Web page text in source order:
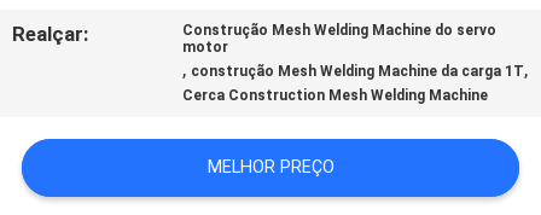
CONTACTE-
PEÇA
UMAS
Realçar:
Construção Mesh Welding Machine do servo
motor
, construção Mesh Welding Machine da carga 1T,
Cerca Construction Mesh Welding Machine
MELHOR PREÇO